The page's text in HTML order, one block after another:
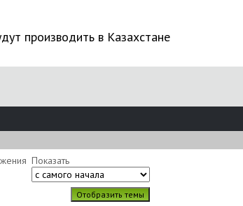
производить в Казахстане
Показать